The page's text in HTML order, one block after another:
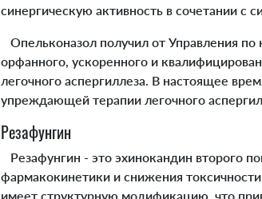
синергическую активность в сочетании с
Опельконазол получил от Управления
орфанного, ускоренного и
легочного аспергиллеза. В настоящее
упреждающей терапии легочного
Резафунгин
Резафунгин - это эхинокандин второго
фармакокинетики и снижения
имеет структурную модификацию, что